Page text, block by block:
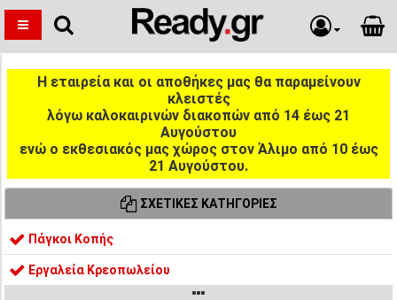
Η εταιρεία και οι αποθήκες μας θα παραμείνουν
κλειστές
λόγω καλοκαιρινών διακοπών από 14 έως 21
Αυγούστου
ενώ ο εκθεσιακός μας χώρος στον Άλιμο από 10 έως
21 Αυγούστου.
ΣΧΕΤΙΚΈΣ ΚΑΤΗΓΟΡΊΕΣ
Πάγκοι Κοπής
Εργαλεία Κρεοπωλείου